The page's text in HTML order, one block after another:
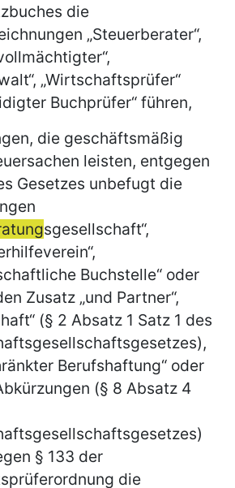
die
„Steuerberater“,
„Wirtschaftsprüfer“
Buchprüfer“ führen,
die geschäftsmäßig
leisten, entgegen
Gesetzes unbefugt die
sgesellschaft“,
Buchstelle“ oder
Zusatz „und Partner“,
(§ 2 Absatz 1 Satz 1 des
Berufshaftung“ oder
(§ 8 Absatz 4
§ 133 der
die